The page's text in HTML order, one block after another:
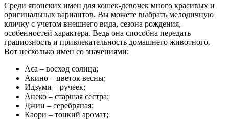
Среди японских имен для кошек-девочек много красивых и
оригинальных вариантов. Вы можете выбрать мелодичную
кличку с учетом внешнего вида, сезона рождения,
особенностей характера. Ведь она способна передать
грациозность и привлекательность домашнего животного.
Вот несколько имен со значениями:
Аса – восход солнца;
Акино – цветок весны;
Идзуми – ручеек;
Анеко – старшая сестра;
Джин – серебряная;
Каори – тонкий аромат;